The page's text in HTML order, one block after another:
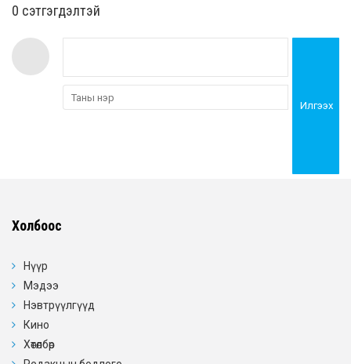
0 cэтгэгдэлтэй
Илгээх
Холбоос
Нүүр
Мэдээ
Нэвтрүүлгүүд
Кино
Хөтөлбөр